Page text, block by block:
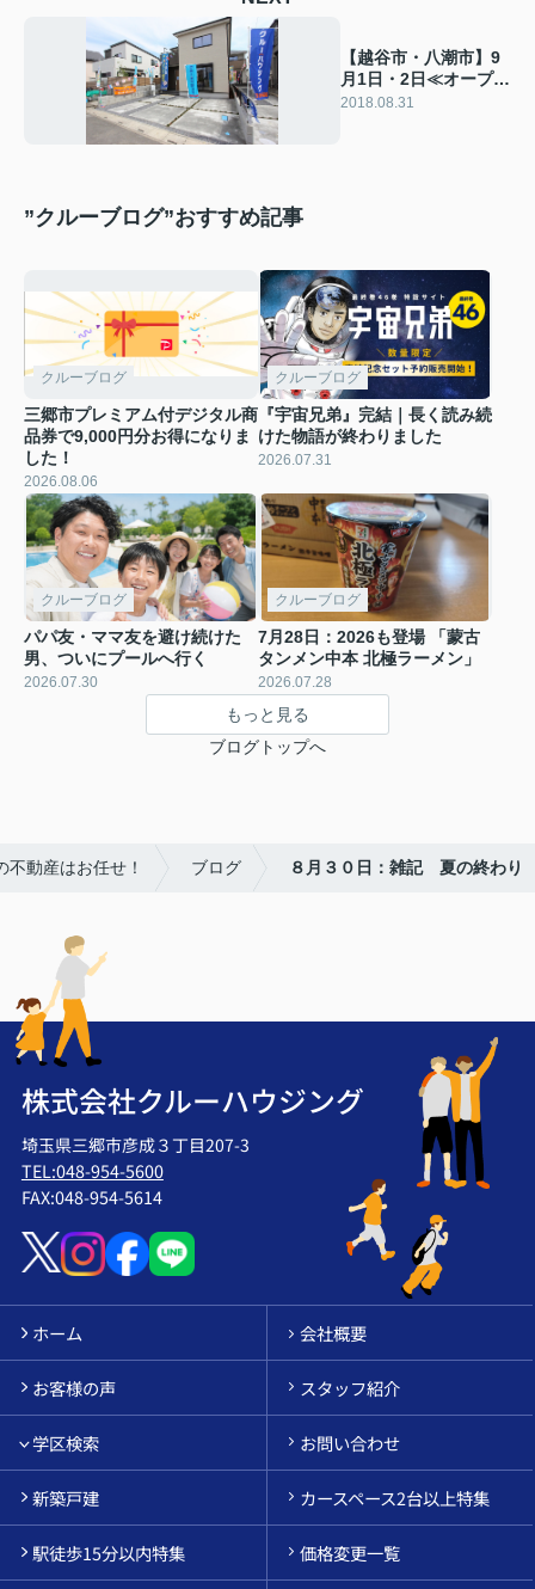
【越谷市・八潮市】9
月1日・2日≪オープン
ハウスはこちら≫
2018.08.31
”クルーブログ”おすすめ記事
クルーブログ
三郷市プレミアム付デジタル商
品券で9,000円分お得になりま
した！
2026.08.06
クルーブログ
『宇宙兄弟』完結｜長く読み続
けた物語が終わりました
2026.07.31
クルーブログ
パパ友・ママ友を避け続けた
男、ついにプールへ行く
2026.07.30
クルーブログ
7月28日：2026も登場 「蒙古
タンメン中本 北極ラーメン」
2026.07.28
もっと見る
ブログトップへ
動産はお任せ！ ブログ ８月３０日：雑記 夏の終わり
株式会社クルーハウジング
埼玉県三郷市彦成３丁目207-3
TEL:048-954-5600
FAX:048-954-5614
ホーム 会社概要
お客様の声 スタッフ紹介
学区検索 お問い合わせ
新築戸建 カースペース2台以上特集
駅徒歩15分以内特集 価格変更一覧